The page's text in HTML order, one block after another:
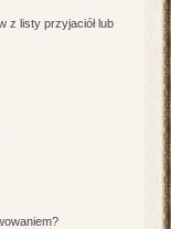
z listy przyjaciół lub